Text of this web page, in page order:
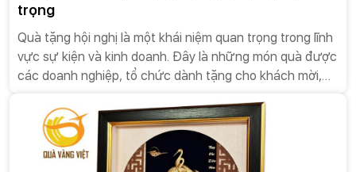
trọng
Quà tặng hội nghị là một khái niệm quan trọng trong lĩnh
vực sự kiện và kinh doanh. Đây là những món quà được
các doanh nghiệp, tổ chức dành tặng cho khách mời,
hội thảo, tọa đàm, hay các buổi gặp mặt quan trọng.